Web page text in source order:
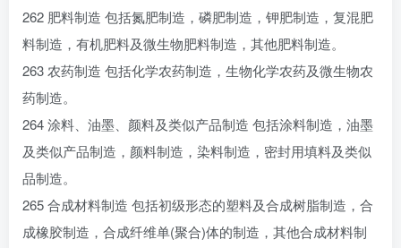
262 肥料制造 包括氮肥制造，磷肥制造，钾肥制造，复混肥
料制造，有机肥料及微生物肥料制造，其他肥料制造。
263 农药制造 包括化学农药制造，生物化学农药及微生物农
药制造。
264 涂料、油墨、颜料及类似产品制造 包括涂料制造，油墨
及类似产品制造，颜料制造，染料制造，密封用填料及类似
品制造。
265 合成材料制造 包括初级形态的塑料及合成树脂制造，合
成橡胶制造，合成纤维单(聚合)体的制造，其他合成材料制